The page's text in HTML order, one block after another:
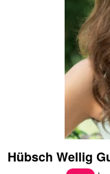
Hübsch Wellig